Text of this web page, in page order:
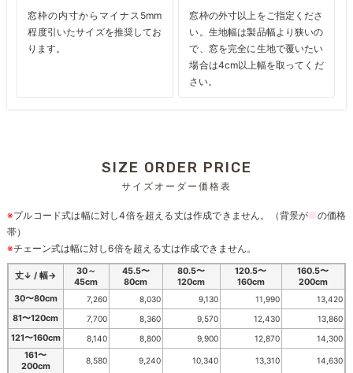
窓枠の内寸からマイナス5mm
程度引いたサイズを推奨してお
ります。
窓枠の外寸以上をご指定くださ
い。生地幅は製品幅より狭いの
で、窓を完全に生地で覆いたい
場合は4cm以上幅を取ってくだ
さい。
SIZE ORDER PRICE
サイズオーダー価格表
※プルコード式は幅に対し4倍を超える丈は作成できません。（背景が■の価格
帯）
※チェーン式は幅に対し6倍を超える丈は作成できません。
丈↓ / 幅→
30～
45cm
45.5〜
80cm
80.5〜
120cm
120.5〜
160cm
160.5〜
200cm
30〜80cm
7,260 8,030 9,130 11,990 13,420
81〜120cm 7,700 8,360 9,570 12,430 13,860
121〜160cm 8,140 8,800 9,900 12,870 14,300
161〜
200cm
8,580 9,240 10,340 13,310 14,630